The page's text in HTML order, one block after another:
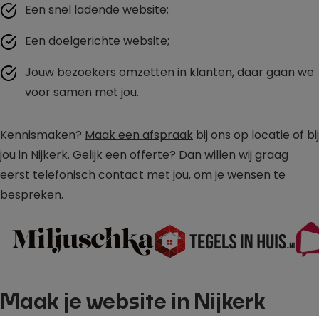
Een snel ladende website;
Een doelgerichte website;
Jouw bezoekers omzetten in klanten, daar gaan we
voor samen met jou.
Kennismaken? Maak een afspraak bij ons op locatie of bij
jou in Nijkerk. Gelijk een offerte? Dan willen wij graag
eerst telefonisch contact met jou, om je wensen te
bespreken.
Maak je website in Nijkerk